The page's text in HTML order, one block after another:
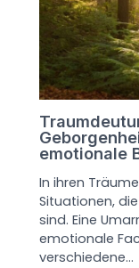
emotionale
In ihren
Situationen,
sind. Eine
emotionale
verschiedene…